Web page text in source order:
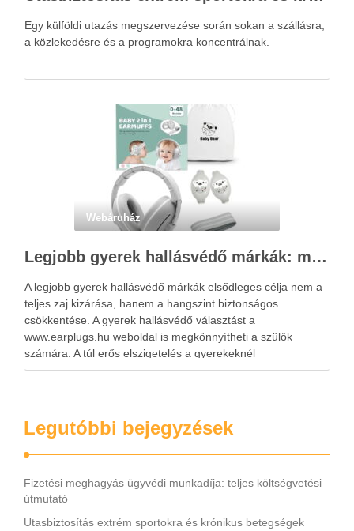
Egy külföldi utazás megszervezése során sokan a szállásra,
a közlekedésre és a programokra koncentrálnak.
Webáruház
Legjobb gyerek hallásvédő márkák: mire figyeljenek a szülők választáskor?
A legjobb gyerek hallásvédő márkák elsődleges célja nem a
teljes zaj kizárása, hanem a hangszint biztonságos
csökkentése. A gyerek hallásvédő választást a
www.earplugs.hu weboldal is megkönnyítheti a szülők
számára. A túl erős elszigetelés a gyerekeknél
kényelmetlenséget, félelmet vagy dezorientáltságot is
Legutóbbi bejegyzések
Fizetési meghagyás ügyvédi munkadíja: teljes költségvetési
útmutató
Utasbiztosítás extrém sportokra és krónikus betegségek